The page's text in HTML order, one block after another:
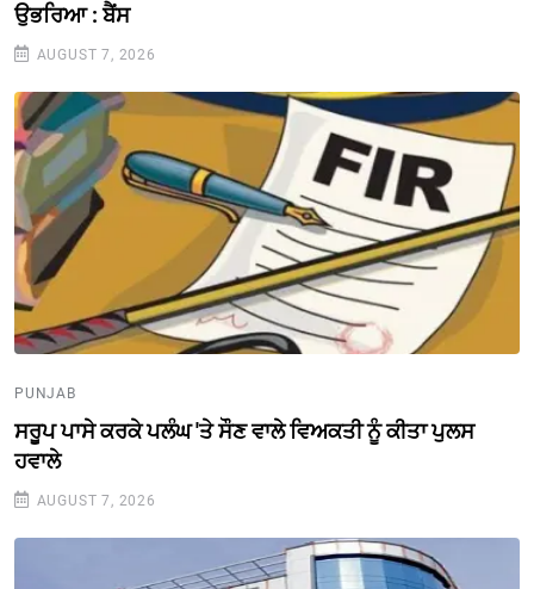
ਉਭਰਿਆ : ਬੈਂਸ
AUGUST 7, 2026
PUNJAB
ਸਰੂਪ ਪਾਸੇ ਕਰਕੇ ਪਲੰਘ 'ਤੇ ਸੌਣ ਵਾਲੇ ਵਿਅਕਤੀ ਨੂੰ ਕੀਤਾ ਪੁਲਸ
ਹਵਾਲੇ
AUGUST 7, 2026